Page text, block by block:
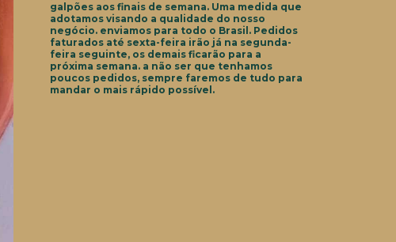
galpões aos finais de semana. Uma medida que
adotamos visando a qualidade do nosso
negócio. enviamos para todo o Brasil. Pedidos
faturados até sexta-feira irão já na segunda-
feira seguinte, os demais ficarão para a
próxima semana. a não ser que tenhamos
poucos pedidos, sempre faremos de tudo para
mandar o mais rápido possível.